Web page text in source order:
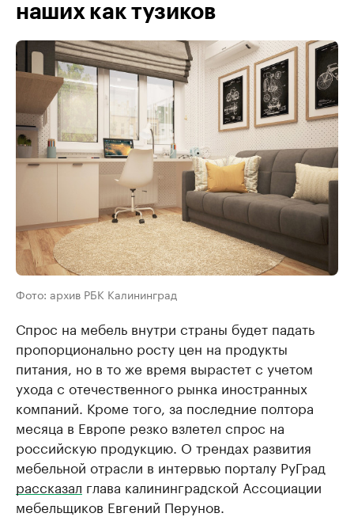
наших как тузиков
Фото: архив РБК Калининград
Спрос на мебель внутри страны будет падать
пропорционально росту цен на продукты
питания, но в то же время вырастет с учетом
ухода с отечественного рынка иностранных
компаний. Кроме того, за последние полтора
месяца в Европе резко взлетел спрос на
российскую продукцию. О трендах развития
мебельной отрасли в интервью порталу РуГрад
рассказал глава калининградской Ассоциации
мебельщиков Евгений Перунов.